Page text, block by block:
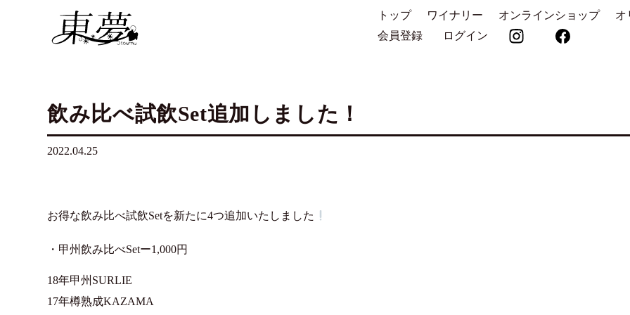
トップ ワイナリー オンラインショップ
オ
会員登録
ログイン
飲み比べ試飲Set追加しました！
2022.04.25
お得な飲み比べ試飲Setを新たに4つ追加いたしました
・甲州飲み比べSetー1,000円
18年甲州SURLIE
17年樽熟成KAZAMA